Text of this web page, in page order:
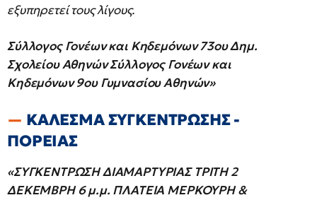
εξυπηρετεί τους λίγους.
Σύλλογος Γονέων και Κηδεμόνων 73ου Δημ.
Σχολείου ΑθηνώνΣύλλογος Γονέων και
Κηδεμόνων 9ου Γυμνασίου Αθηνών»
ΚΑΛΕΣΜΑ ΣΥΓΚΕΝΤΡΩΣΗΣ -
ΠΟΡΕΙΑΣ
«ΣΥΓΚΕΝΤΡΩΣΗ ΔΙΑΜΑΡΤΥΡΙΑΣ ΤΡΙΤΗ 2
ΔΕΚΕΜΒΡΗ 6 μ.μ. ΠΛΑΤΕΙΑ ΜΕΡΚΟΥΡΗ &